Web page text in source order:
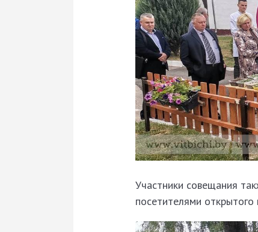
Участники совещания
посетителями открытого